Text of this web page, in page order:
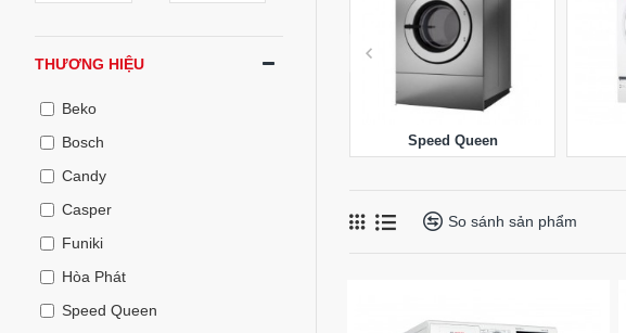
THƯƠNG HIỆU
Beko
Bosch
Candy
Casper
Funiki
Hòa Phát
Speed Queen
Speed Queen
So sánh sản phẩm